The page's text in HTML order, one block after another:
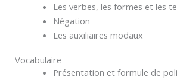
Les verbes, les formes et les
Négation
Les auxiliaires modaux
Vocabulaire
Présentation et formule de